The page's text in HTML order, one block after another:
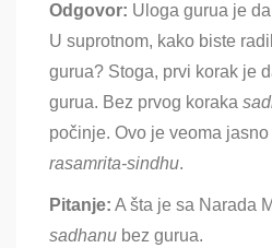
Odgovor: Uloga gurua je
U suprotnom, kako biste
gurua? Stoga, prvi korak je
gurua. Bez prvog koraka
počinje. Ovo je veoma
rasamrita-sindhu.
Pitanje: A šta je sa Narada
sadhanu bez gurua.